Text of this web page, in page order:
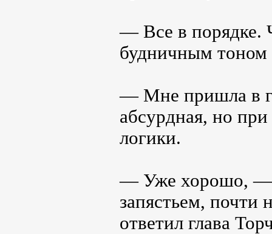
— Все в порядке.
будничным тоном
— Мне пришла в
абсурдная, но
логики.
— Уже хорошо, —
запястьем, почти
ответил глава